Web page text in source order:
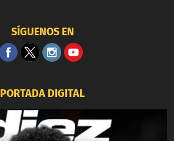
SÍGUENOS EN
PORTADA DIGITAL